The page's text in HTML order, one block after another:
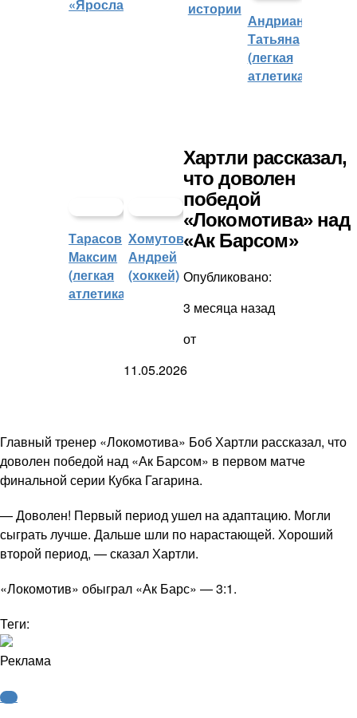
«Ярославич»
истории
Андрианова
Татьяна
(легкая
атлетика)
Тарасов
Максим
(легкая
атлетика)
Хомутов
Андрей
(хоккей)
Хартли рассказал,
что доволен
победой
«Локомотива» над
«Ак Барсом»
Опубликовано:
3 месяца назад
от
11.05.2026
Главный тренер «Локомотива» Боб Хартли рассказал, что
доволен победой над «Ак Барсом» в первом матче
финальной серии Кубка Гагарина.
— Доволен! Первый период ушел на адаптацию. Могли
сыграть лучше. Дальше шли по нарастающей. Хороший
второй период, — сказал Хартли.
«Локомотив» обыграл «Ак Барс» — 3:1.
Теги:
Реклама
КХЛ